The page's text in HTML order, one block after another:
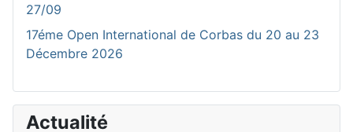
27/09
17éme Open International de Corbas du 20 au 23
Décembre 2026
Actualité